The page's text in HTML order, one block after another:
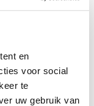
en
voor social
te
uw gebruik van
, daar
Jortt.